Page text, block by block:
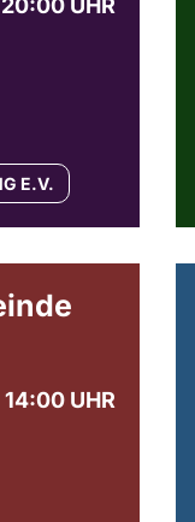
20:00 UHR
E.V.
14:00 UHR